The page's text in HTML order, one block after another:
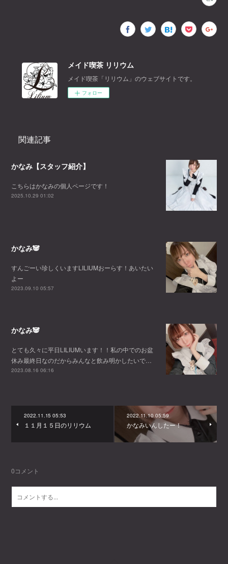
メイド喫茶 リリウム
メイド喫茶「リリウム」のウェブサイトです。
フォロー
関連記事
かなみ【スタッフ紹介】
こちらはかなみの個人ページです！
2025.10.29 01:02
かなみ🐼
すんごーい珍しくいますLILIUMおーらす！あいたい
よー
2023.09.10 05:57
かなみ🐼
とても久々に平日LILIUMいます！！私の中でのお盆
休み最終日なのだからみんなと飲み明かしたいで…
2023.08.16 06:16
2022.11.15 05:53
１１月１５日のリリウム
2022.11.10 05:59
かなみいんしたー！
0コメント